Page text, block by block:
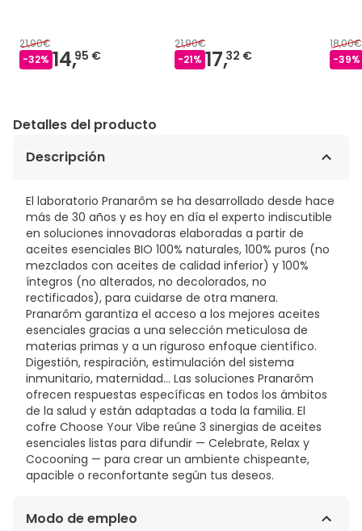
21,90€
-32% 14,95 €
21,90€
-21% 17,32 €
18,00€
-39%
Detalles del producto
Descripción
El laboratorio Pranarôm se ha desarrollado desde hace
más de 30 años y es hoy en día el experto indiscutible
en soluciones innovadoras elaboradas a partir de
aceites esenciales BIO 100% naturales, 100% puros (no
mezclados con aceites de calidad inferior) y 100%
íntegros (no alterados, no decolorados, no
rectificados), para cuidarse de otra manera.
Pranarôm garantiza el acceso a los mejores aceites
esenciales gracias a una selección meticulosa de
materias primas y a un riguroso enfoque científico.
Digestión, respiración, estimulación del sistema
inmunitario, maternidad… Las soluciones Pranarôm
ofrecen respuestas específicas en todos los ámbitos
de la salud y están adaptadas a toda la familia. El
cofre Choose Your Vibe reúne 3 sinergias de aceites
esenciales listas para difundir — Celebrate, Relax y
Cocooning — para crear un ambiente chispeante,
apacible o reconfortante según tus deseos.
Modo de empleo